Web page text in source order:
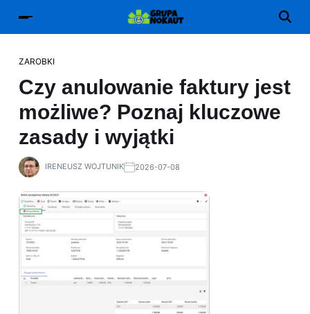
ZAROBKI
Czy anulowanie faktury jest
możliwe? Poznaj kluczowe
zasady i wyjątki
IRENEUSZ WOJTUNIK 2026-07-08